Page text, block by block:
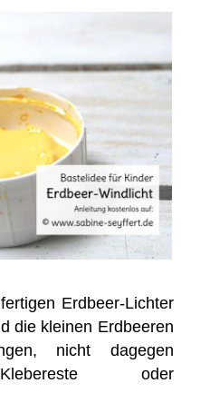
Erdbeer-Lichter
die kleinen Erdbeeren
nicht dagegen
oder